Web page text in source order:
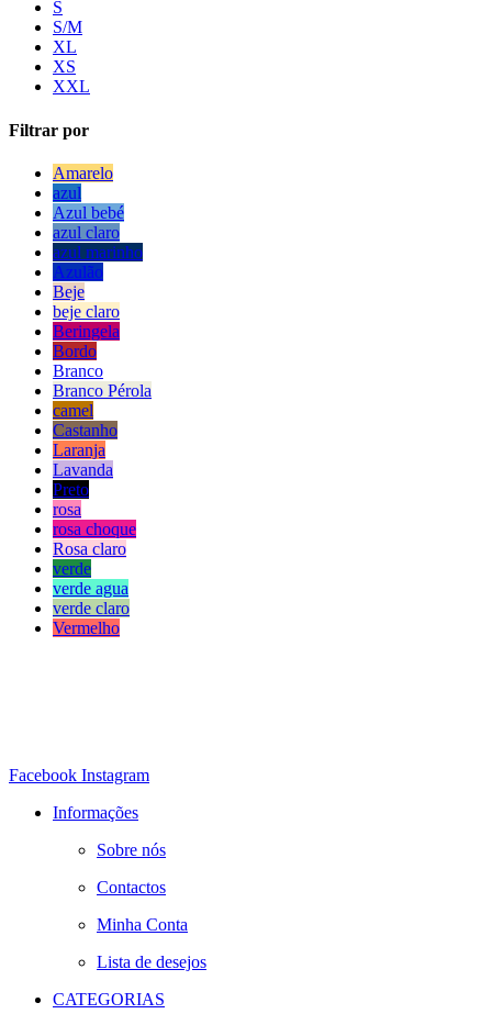
S
S/M
XL
XS
XXL
Filtrar por
Amarelo
azul
Azul bebé
azul claro
azul marinho
Azulão
Beje
beje claro
Beringela
Bordo
Branco
Branco Pérola
camel
Castanho
Laranja
Lavanda
Preto
rosa
rosa choque
Rosa claro
verde
verde agua
verde claro
Vermelho
Facebook Instagram
Informações
Sobre nós
Contactos
Minha Conta
Lista de desejos
CATEGORIAS